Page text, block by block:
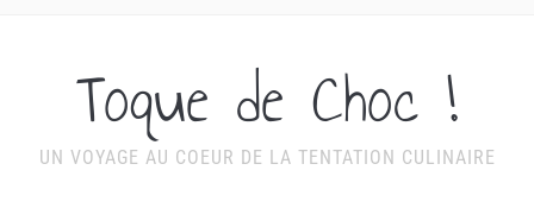
Toque de Choc !
UN VOYAGE AU COEUR DE LA TENTATION CULINAIRE